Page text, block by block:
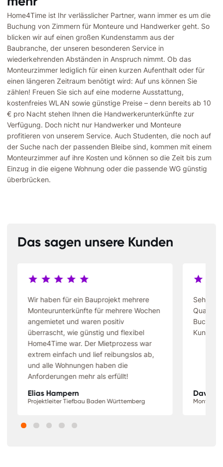
Home4Time ist Ihr verlässlicher Partner, wann immer es um die
Buchung von Zimmern für Monteure und Handwerker geht. So
blicken wir auf einen großen Kundenstamm aus der
Baubranche, der unseren besonderen Service in
wiederkehrenden Abständen in Anspruch nimmt. Ob das
Monteurzimmer lediglich für einen kurzen Aufenthalt oder für
einen längeren Zeitraum benötigt wird: Auf uns können Sie
zählen! Freuen Sie sich auf eine moderne Ausstattung,
kostenfreies WLAN sowie günstige Preise – denn bereits ab 10
€ pro Nacht stehen Ihnen die Handwerkerunterkünfte zur
Verfügung. Doch nicht nur Handwerker und Monteure
profitieren von unserem Service. Auch Studenten, die noch auf
der Suche nach der passenden Bleibe sind, kommen mit einem
Monteurzimmer auf ihre Kosten und können so die Zeit bis zum
Einzug in die eigene Wohnung oder die passende WG günstig
überbrücken.
Das sagen unsere Kunden
Wir haben für ein Bauprojekt mehrere
Monteurunterkünfte für mehrere Wochen
angemietet und waren positiv
überrascht, wie günstig und flexibel
Home4Time war. Der Mietprozess war
extrem einfach und lief reibungslos ab,
und alle Wohnungen haben die
Anforderungen mehr als erfüllt!
Elias Hampern
Projektleiter Tiefbau Baden Württemberg
Sehr
Qualität
David
Monteur